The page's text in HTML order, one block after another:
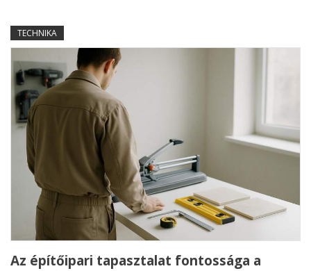
TECHNIKA
Az építőipari tapasztalat fontossága a